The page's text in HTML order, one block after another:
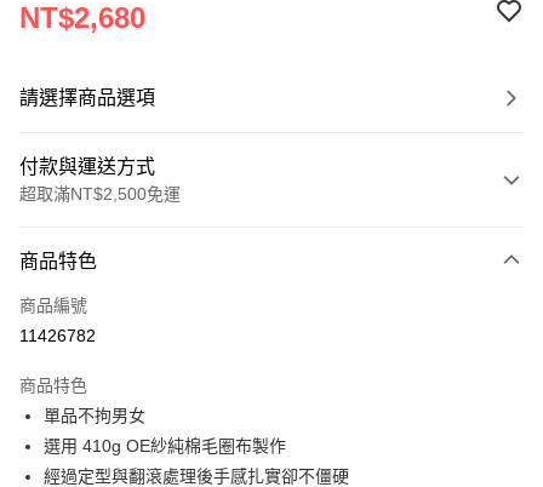
NT$2,680
請選擇商品選項
付款與運送方式
超取滿NT$2,500免運
信用卡一次付款
信用卡分期付款
合作金庫商業銀行
華南商業銀行
上海商業儲蓄銀行
國泰世華商業銀行
兆豐國際商業銀行
6 期 0 利率 每期
華南商業銀行
上海商業儲蓄銀行
台北富邦商業銀行
超商取貨付款
商品特色
商品編號
11426782
商品特色
單品不拘男女
選用 410g OE紗純棉毛圈布製作
經過定型與翻滾處理後手感扎實卻不僵硬